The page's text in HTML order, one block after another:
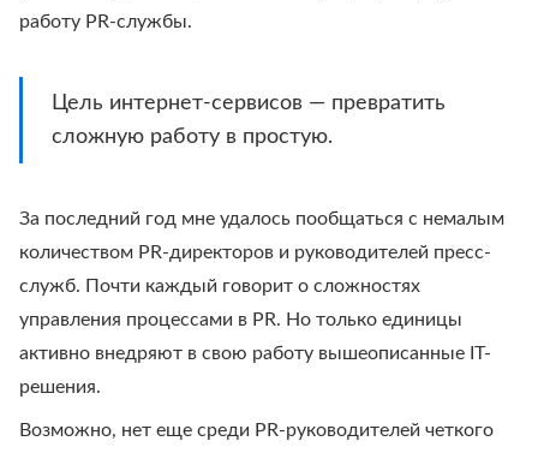
работу PR-службы.
Цель интернет-сервисов — превратить
сложную работу в простую.
За последний год мне удалось пообщаться с немалым
количеством PR-директоров и руководителей пресс-
служб. Почти каждый говорит о сложностях
управления процессами в PR. Но только единицы
активно внедряют в свою работу вышеописанные IT-
решения.
Возможно, нет еще среди PR-руководителей четкого